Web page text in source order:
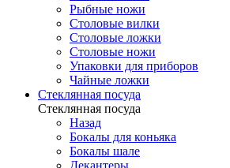
Рыбные ножи
Столовые вилки
Столовые ложки
Столовые ножи
Упаковки для приборов
Чайные ложки
Стеклянная посуда
Стеклянная посуда
Назад
Бокалы для коньяка
Бокалы шале
Декантеры